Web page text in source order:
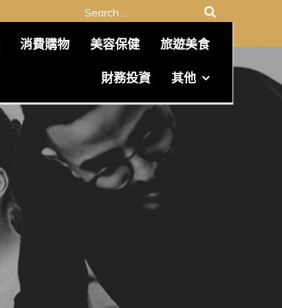
Search
消費購物 美容保健 旅遊美食
財務投資 其他